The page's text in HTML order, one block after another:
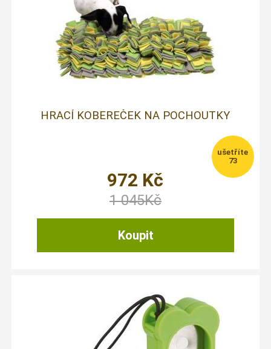
HRACÍ KOBEREČEK NA POCHOUTKY
972 Kč
73
1 045Kč